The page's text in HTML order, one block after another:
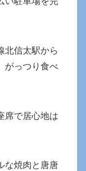
北信太駅から
がっつり食べ
席で居心地は
な焼肉と唐唐